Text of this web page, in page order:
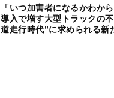
「いつ加害者になるかわか
導入で増す大型トラックの
道走行時代”に求められる新